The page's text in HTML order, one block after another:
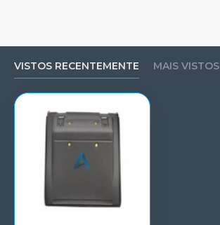
VISTOS RECENTEMENTE MAIS VISTOS